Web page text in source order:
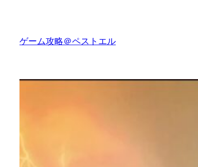
ゲーム攻略＠ペストエル